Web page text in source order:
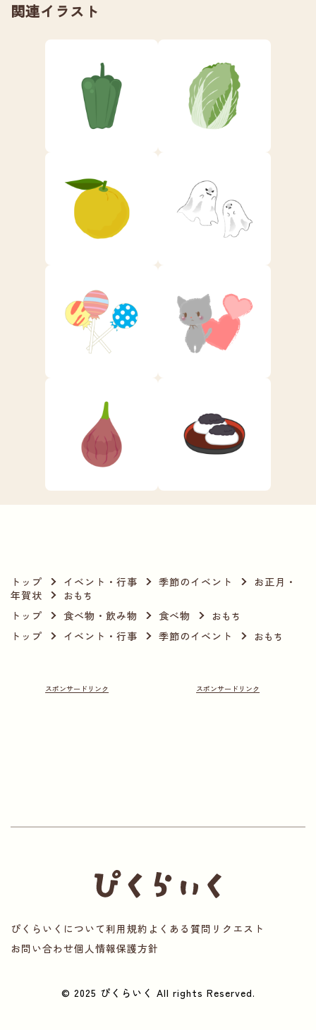
関連イラスト
トップ イベント・行事 季節のイベント
お正月・
年賀状
おもち
トップ 食べ物・飲み物 食べ物 おもち
トップ イベント・行事 季節のイベント おもち
ぴくらいくについて利用規約 よくある質問 リクエスト
お問い合わせ個人情報保護方針
© 2025 ぴくらいく All rights Reserved.